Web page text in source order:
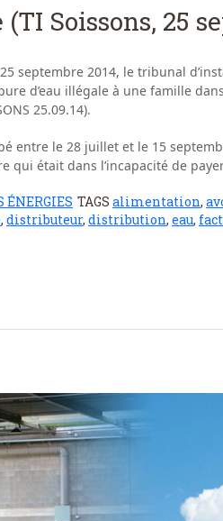
Soissons, 25
septembre 2014, le tribunal
d’eau illégale à une famille
25.09.14).
entre le 28 juillet et le 15
qui était dans l’incapacité de
ÉNERGIES TAGS alimentation,
, distributeur, distribution, eau,